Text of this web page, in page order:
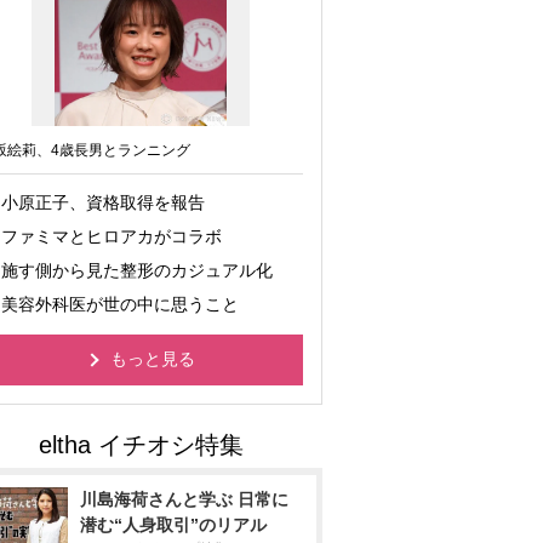
絵莉、4歳長男とランニング
小原正子、資格取得を報告
ファミマとヒロアカがコラボ
施す側から見た整形のカジュアル化
美容外科医が世の中に思うこと
もっと見る
川島海荷さんと学ぶ 日常に
潜む“人身取引”のリアル